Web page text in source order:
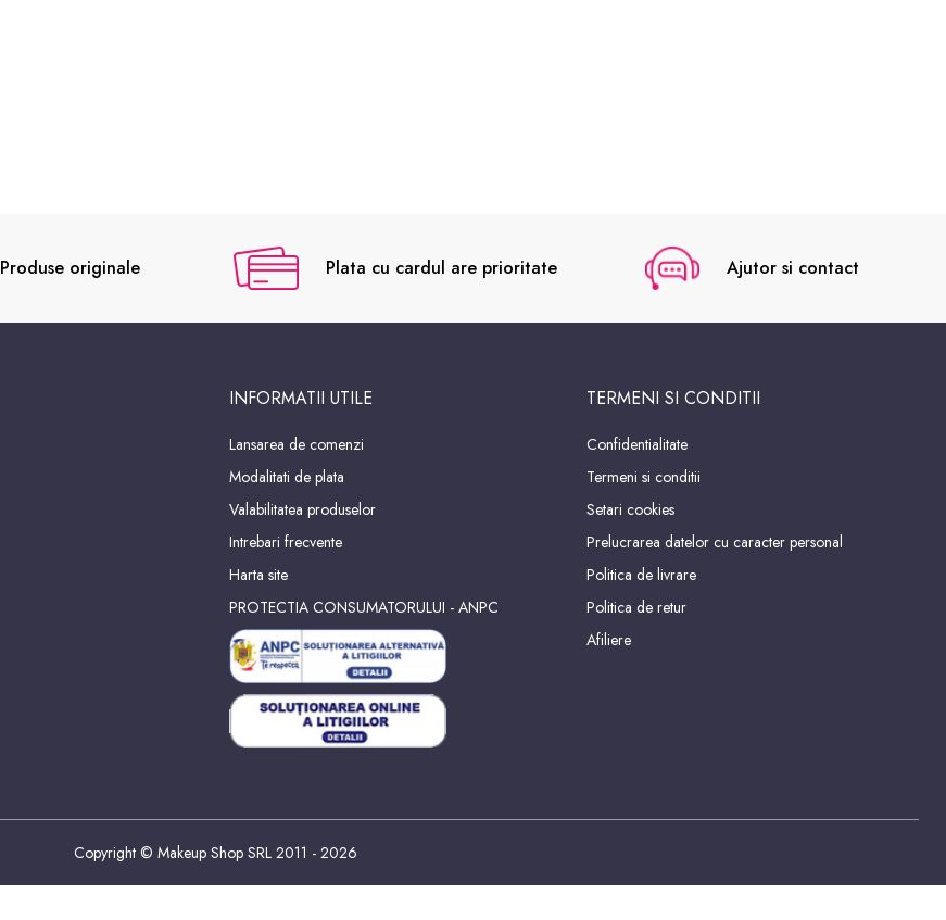
Produse originale Plata cu cardul are prioritate Ajutor si contact
INFORMATII UTILE
Lansarea de comenzi
Modalitati de plata
Valabilitatea produselor
Intrebari frecvente
Harta site
PROTECTIA CONSUMATORULUI - ANPC
TERMENI SI CONDITII
Confidentialitate
Termeni si conditii
Setari cookies
Prelucrarea datelor cu caracter personal
Politica de livrare
Politica de retur
Afiliere
Copyright © Makeup Shop SRL 2011 - 2026